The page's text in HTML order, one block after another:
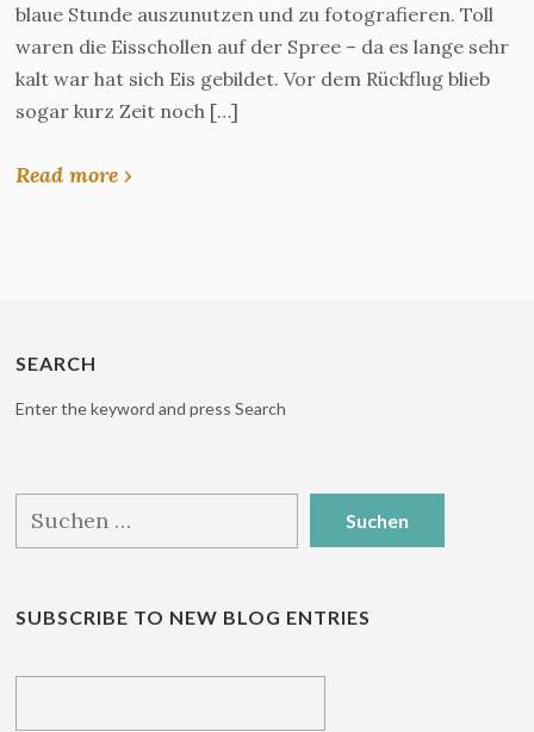
blaue Stunde auszunutzen und zu fotografieren. Toll
waren die Eisschollen auf der Spree – da es lange sehr
kalt war hat sich Eis gebildet. Vor dem Rückflug blieb
sogar kurz Zeit noch […]
Read more ›
SEARCH
Enter the keyword and press Search
nach:
SUBSCRIBE TO NEW BLOG ENTRIES